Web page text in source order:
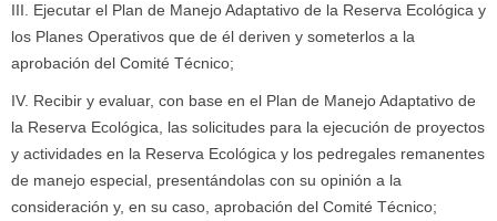
III. Ejecutar el Plan de Manejo Adaptativo de la Reserva Ecológica y
los Planes Operativos que de él deriven y someterlos a la
aprobación del Comité Técnico;
IV. Recibir y evaluar, con base en el Plan de Manejo Adaptativo de
la Reserva Ecológica, las solicitudes para la ejecución de proyectos
y actividades en la Reserva Ecológica y los pedregales remanentes
de manejo especial, presentándolas con su opinión a la
consideración y, en su caso, aprobación del Comité Técnico;